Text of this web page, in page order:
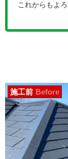
これからもよ
施工前 Before